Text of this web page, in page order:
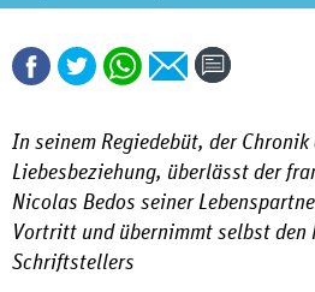
In seinem Regiedebüt, der
Liebesbeziehung, überlässt der
Nicolas Bedos seiner
Vortritt und übernimmt selbst den
Schriftstellers